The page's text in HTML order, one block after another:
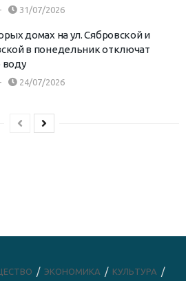
31/07/2026
домах на ул. Сябровской и
в понедельник отключат
воду
24/07/2026
ЭКОНОМИКА КУЛЬТУРА